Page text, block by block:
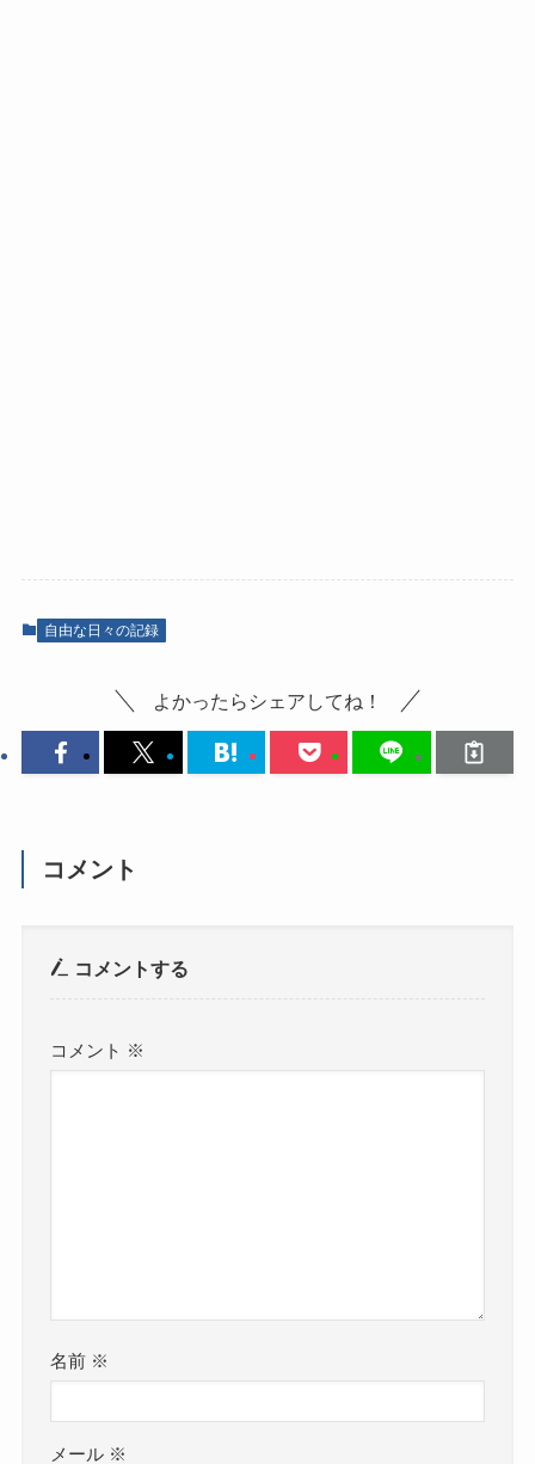
自由な日々の記録
よかったらシェアしてね！
コメント
コメントする
コメント ※
名前 ※
メール ※